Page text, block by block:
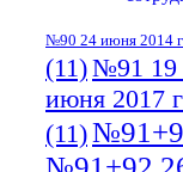
№90 24 июня 2014 г
(11)№91 19
июня 2017 г
(11)